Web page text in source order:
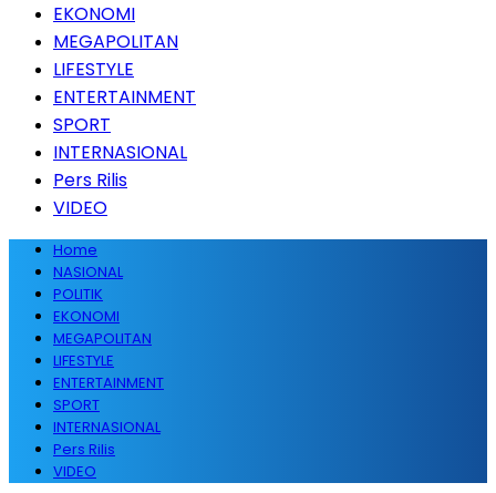
EKONOMI
MEGAPOLITAN
LIFESTYLE
ENTERTAINMENT
SPORT
INTERNASIONAL
Pers Rilis
VIDEO
Home
NASIONAL
POLITIK
EKONOMI
MEGAPOLITAN
LIFESTYLE
ENTERTAINMENT
SPORT
INTERNASIONAL
Pers Rilis
VIDEO